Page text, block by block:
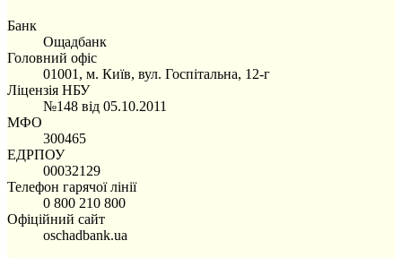
Банк
Ощадбанк
Головний офіс
01001, м. Київ, вул. Госпітальна, 12-г
Ліцензія НБУ
№148 від 05.10.2011
МФО
300465
ЕДРПОУ
00032129
Телефон гарячої лінії
0 800 210 800
Офіційний сайт
oschadbank.ua